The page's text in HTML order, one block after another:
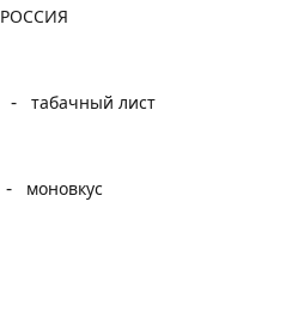
РОССИЯ
- табачный лист
-
моновкус